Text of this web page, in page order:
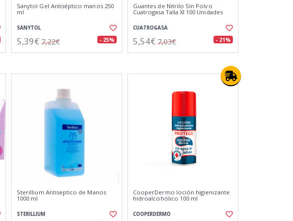
Sanytol Gel Antiséptico manos 250
ml
SANYTOL
5,39€ 7,22€ - 25%
Guantes de Nitrilo Sin Polvo
Cuatrogasa Talla Xl 100 Unidades
CUATROGASA
5,54€ 7,03€ - 21%
Sterillium Antiseptico de Manos
1000 ml
STERILLIUM
CooperDermo loción higienizante
hidroalcohólico 100 ml
COOPERDERMO